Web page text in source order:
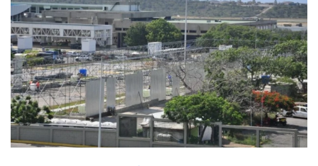
4
ÚLTIMA HORA
Gobierno y AN2015 en
nueva mesa de diálogo
INTERNACIONALES ÚLTIMA HORA
Hiroshima 81 años de la
debacle atómica. Japón
debate principios no
nucleares